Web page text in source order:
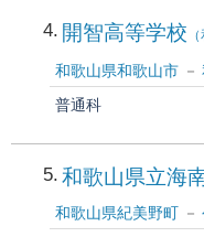
4 開智高等学校
和歌山県和歌山市
普通科
5 和歌山県立海
和歌山県紀美野町